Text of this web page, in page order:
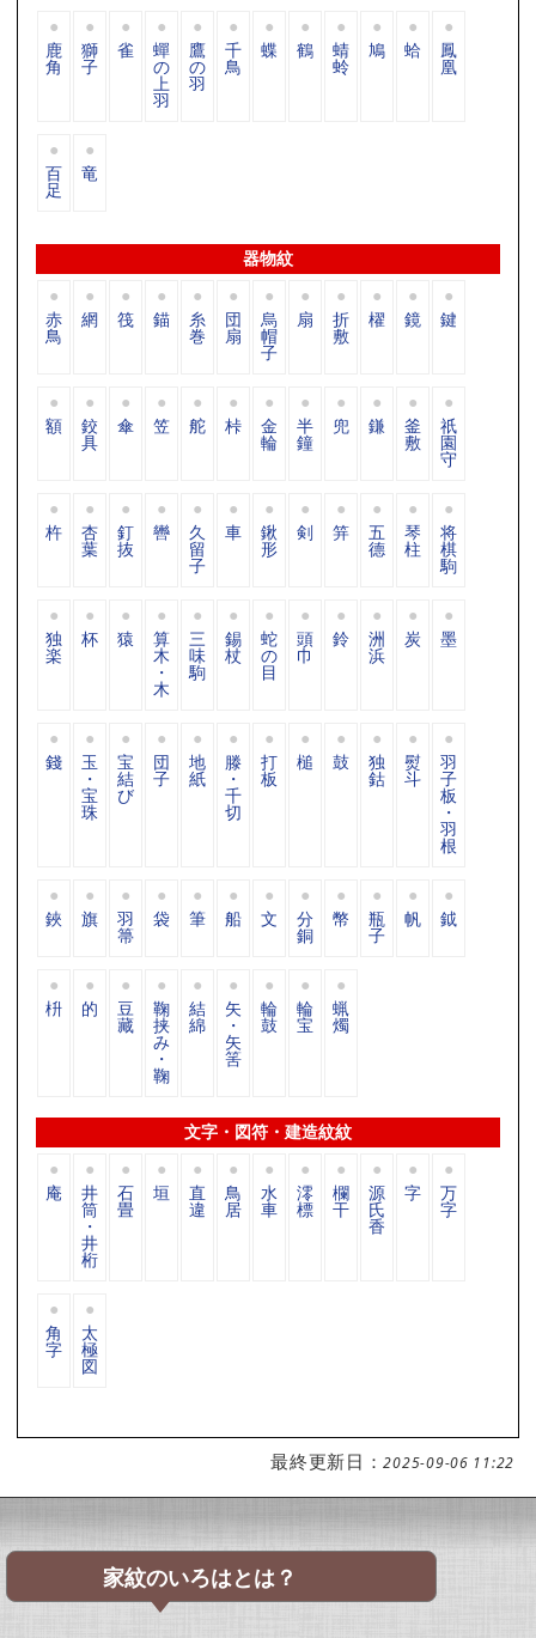
鹿
角
獅
子
雀 蟬
の
上
羽
鷹
の
羽
千
鳥
蝶 鶴 蜻
蛉
鳩 蛤 鳳
凰
百
足
竜
器物紋
赤
鳥
網 筏 錨 糸
巻
団
扇
烏
帽
子
扇 折
敷
櫂 鏡 鍵
額 鉸
具
傘 笠 舵 桛 金
輪
半
鐘
兜 鎌 釜
敷
祇
園
守
杵 杏
葉
釘
抜
轡 久
留
子
車 鍬
形
剣 笄 五
德
琴
柱
将
棋
駒
独
楽
杯 猿 算
木
・
木
三
味
駒
錫
杖
蛇
の
目
頭
巾
鈴 洲
浜
炭 墨
錢 玉
・
宝
珠
宝
結
び
団
子
地
紙
滕
・
千
切
打
板
槌 鼓 独
鈷
熨
斗
羽
子
板
・
羽
根
鋏 旗 羽
箒
袋 筆 船 文 分
銅
幣 瓶
子
帆 鉞
枡 的 豆
藏
鞠
挟
み
・
鞠
結
綿
矢
・
矢
筈
輪
鼓
輪
宝
蝋
燭
文字・図符・建造紋紋
庵 井
筒
・
井
桁
石
畳
垣 直
違
鳥
居
水
車
澪
標
欄
干
源
氏
香
字 万
字
角
字
太
極
図
最終更新日：2025-09-06 11:22
家紋のいろはとは？